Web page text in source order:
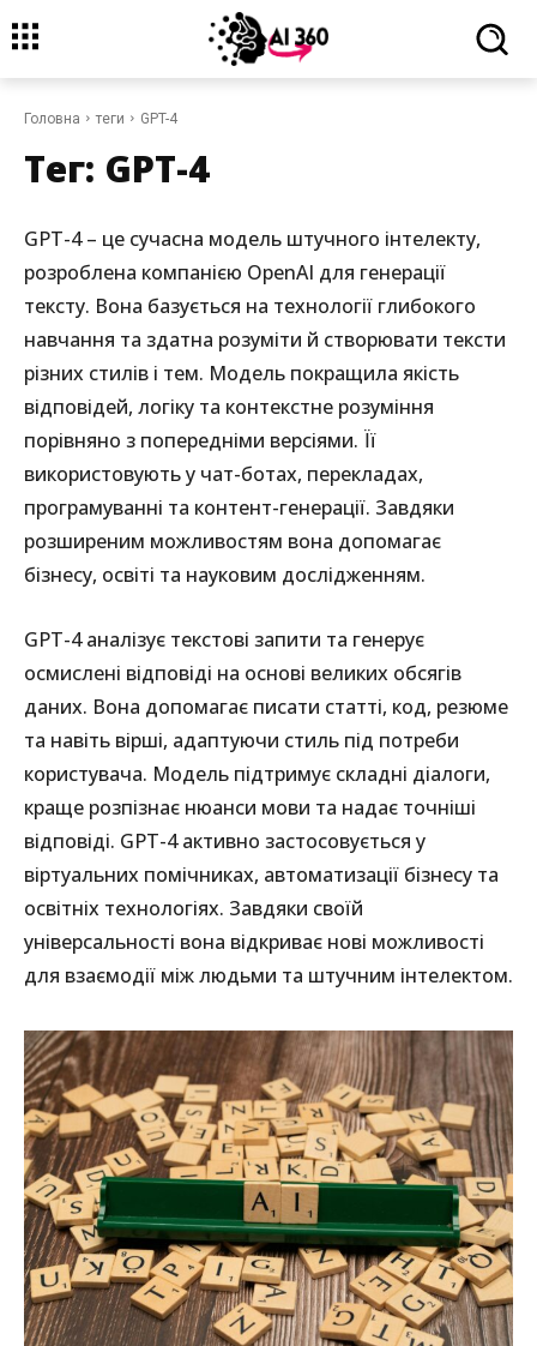
Головна теги GPT-4
Тег: GPT-4
GPT-4 – це сучасна модель штучного інтелекту,
розроблена компанією OpenAI для генерації
тексту. Вона базується на технології глибокого
навчання та здатна розуміти й створювати тексти
різних стилів і тем. Модель покращила якість
відповідей, логіку та контекстне розуміння
порівняно з попередніми версіями. Її
використовують у чат-ботах, перекладах,
програмуванні та контент-генерації. Завдяки
розширеним можливостям вона допомагає
бізнесу, освіті та науковим дослідженням.
GPT-4 аналізує текстові запити та генерує
осмислені відповіді на основі великих обсягів
даних. Вона допомагає писати статті, код, резюме
та навіть вірші, адаптуючи стиль під потреби
користувача. Модель підтримує складні діалоги,
краще розпізнає нюанси мови та надає точніші
відповіді. GPT-4 активно застосовується у
віртуальних помічниках, автоматизації бізнесу та
освітніх технологіях. Завдяки своїй
універсальності вона відкриває нові можливості
для взаємодії між людьми та штучним інтелектом.